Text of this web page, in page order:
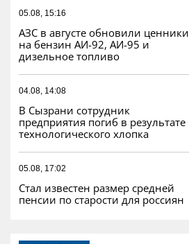
05.08, 15:16
АЗС в августе обновили ценники
на бензин АИ-92, АИ-95 и
дизельное топливо
04.08, 14:08
В Сызрани сотрудник
предприятия погиб в результате
технологического хлопка
05.08, 17:02
Стал известен размер средней
пенсии по старости для россиян